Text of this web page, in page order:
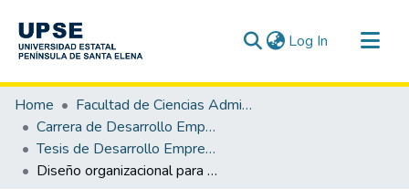
Log In (current)
Communities & Collections
All of DSpace
Statistics
Home
Facultad de Ciencias Administrativas
Carrera de Desarrollo Empresarial
Tesis de Desarrollo Empresarial
Diseño organizacional para la empresa talleres emanuel del cantón Santa Elena, provincia de Santa Elena, año 2013.